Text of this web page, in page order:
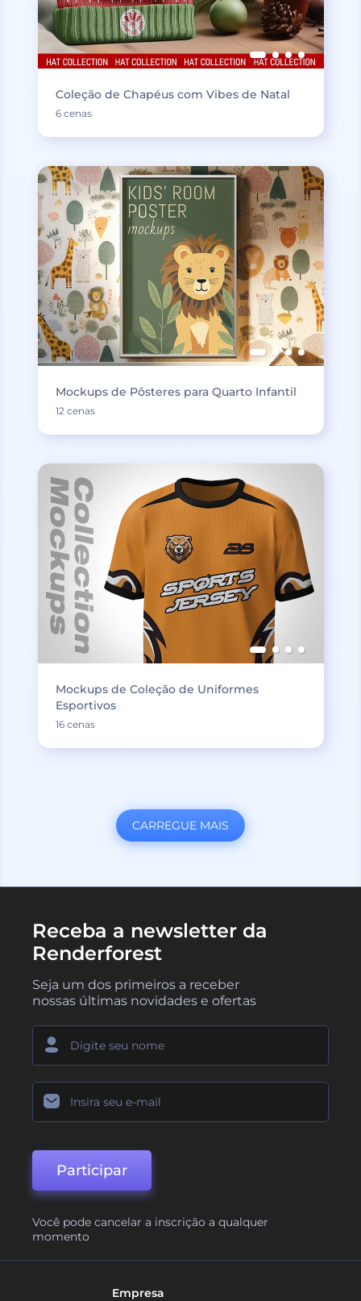
Coleção de Chapéus com Vibes de Natal
6 cenas
Mockups de Pôsteres para Quarto Infantil
12 cenas
Mockups de Coleção de Uniformes
Esportivos
16 cenas
CARREGUE MAIS
Receba a newsletter da
Renderforest
Seja um dos primeiros a receber
nossas últimas novidades e ofertas
Participar
Você pode cancelar a inscrição a qualquer
momento
Empresa